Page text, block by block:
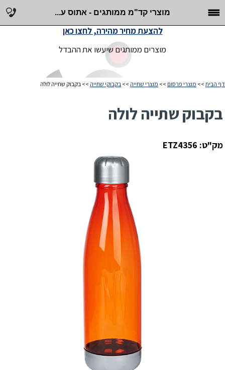
מוצרי קד"מ ממותגים - אתוס ע...
מוצרים ממותגים שיעשו את ההבדל
להצעת מחיר מהירה, לחצו כאן
דף הבית >> מוצרי פרסום >> מוצרי שתייה >> בקבוקי שתייה >> בקבוק שתייה לולה
בקבוק שתייה לולה
מק"ט: ETZ4356